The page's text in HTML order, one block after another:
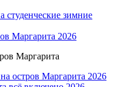
студенческие зимние
Маргарита 2026
Маргарита
остров Маргарита 2026